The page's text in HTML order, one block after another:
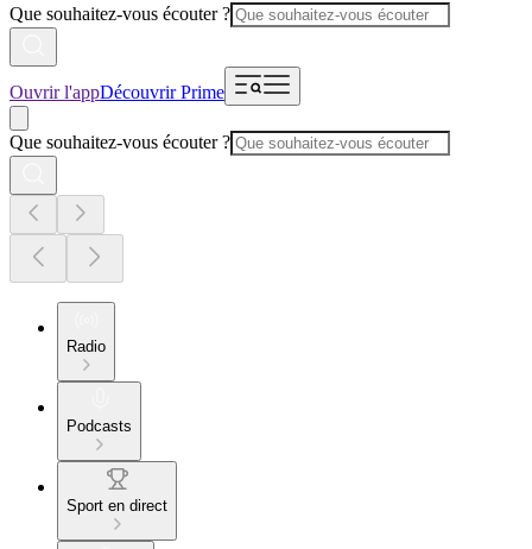
Que souhaitez-vous écouter ?
Ouvrir l'appDécouvrir Prime
Que souhaitez-vous écouter ?
Radio
Podcasts
Sport en direct